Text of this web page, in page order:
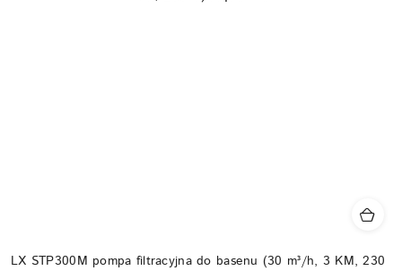
LX STP300M pompa filtracyjna do basenu (30 m³/h, 3 KM, 230